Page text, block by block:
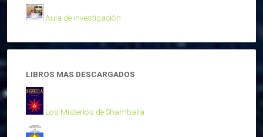
Aula de investigación
LIBROS MAS DESCARGADOS
Los Misterios de Shamballa